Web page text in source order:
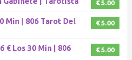
€ 5.00
€ 5.00
Min | 806 Tarot Del
€ 5.00
€ Los 30 Min | 806